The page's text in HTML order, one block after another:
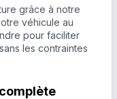
grâce à notre
véhicule au
pour faciliter
les contraintes